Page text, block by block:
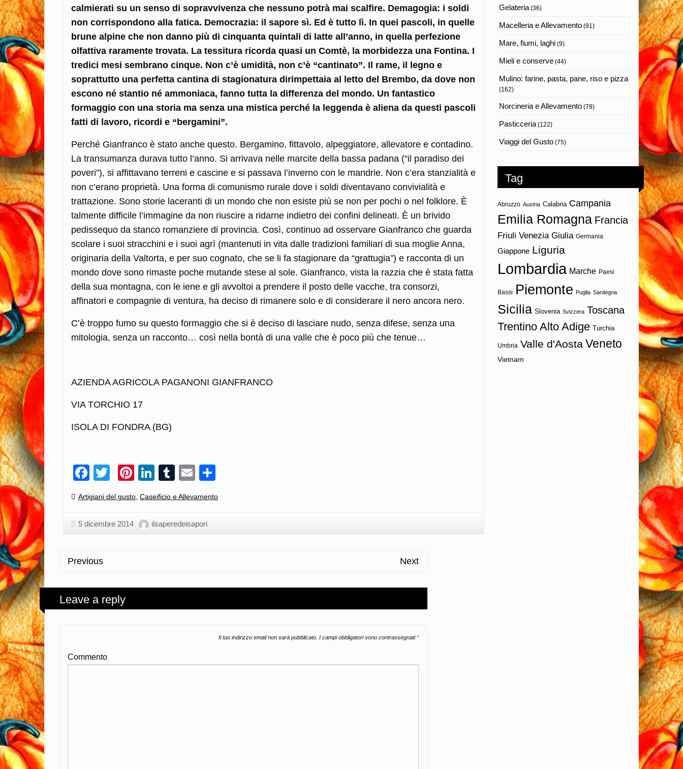
calmierati su un senso di sopravvivenza che nessuno potrà mai scalfire. Demagogia: i soldi
non corrispondono alla fatica. Democrazia: il sapore sì. Ed è tutto lì. In quei pascoli, in quelle
brune alpine che non danno più di cinquanta quintali di latte all’anno, in quella perfezione
olfattiva raramente trovata. La tessitura ricorda quasi un Comtè, la morbidezza una Fontina. I
tredici mesi sembrano cinque. Non c’è umidità, non c’è “cantinato”. Il rame, il legno e
soprattutto una perfetta cantina di stagionatura dirimpettaia al letto del Brembo, da dove non
escono né stantio né ammoniaca, fanno tutta la differenza del mondo. Un fantastico
formaggio con una storia ma senza una mistica perché la leggenda è aliena da questi pascoli
fatti di lavoro, ricordi e “bergamini”.
Perché Gianfranco è stato anche questo. Bergamino, fittavolo, alpeggiatore, allevatore e contadino.
La transumanza durava tutto l’anno. Si arrivava nelle marcite della bassa padana (“il paradiso dei
poveri”), si affittavano terreni e cascine e si passava l’inverno con le mandrie. Non c’era stanzialità e
non c’erano proprietà. Una forma di comunismo rurale dove i soldi diventavano convivialità e
trattazione. Sono storie laceranti di un mondo che non esiste più se non per pochi o nel folklore. È
talmente difficile l’immagine da non riuscire a ridarne indietro dei confini delineati. È un brivido
pedissequo da stanco romanziere di provincia. Così, continuo ad osservare Gianfranco che guarda
scolare i suoi stracchini e i suoi agrì (mantenuti in vita dalle tradizioni familiari di sua moglie Anna,
originaria della Valtorta, e per suo cognato, che se li fa stagionare da “grattugia”) e racconta di un
mondo dove sono rimaste poche mutande stese al sole. Gianfranco, vista la razzia che è stata fatta
della sua montagna, con le iene e gli avvoltoi a prendere il posto delle vacche, tra consorzi,
affinatori e compagnie di ventura, ha deciso di rimanere solo e di considerare il nero ancora nero.
C’è troppo fumo su questo formaggio che si è deciso di lasciare nudo, senza difese, senza una
mitologia, senza un racconto… così nella bontà di una valle che è poco più che tenue…
AZIENDA AGRICOLA PAGANONI GIANFRANCO
VIA TORCHIO 17
ISOLA DI FONDRA (BG)
Facebook
TwitterPinterest
LinkedIn
Tumblr
Email
Categories:
Artigiani del gusto, Caseificio e Allevamento
5 dicembre 2014 ilsaperedeisapori
Previous Next
Leave a reply
Il tuo indirizzo email non sarà pubblicato. I campi obbligatori sono contrassegnati*
Commento
Gelateria(36)
Macelleria e Allevamento (91)
Mare, fiumi, laghi (9)
Mieli e conserve (44)
Mulino: farine, pasta, pane, riso e pizza
(162)
Norcineria e Allevamento (78)
Pasticceria(122)
Viaggi del Gusto (75)
Tag
Abruzzo Austria Calabria Campania
Emilia Romagna Francia
Friuli Venezia Giulia Germania
Giappone Liguria
Lombardia Marche Paesi
Bassi Piemonte Puglia Sardegna
Sicilia Slovenia Svizzera Toscana
Trentino Alto Adige Turchia
Umbria Valle d'Aosta Veneto
Vietnam